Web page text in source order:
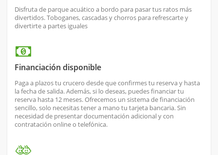
Disfruta de parque acuático a bordo para pasar tus ratos más
divertidos. Toboganes, cascadas y chorros para refrescarte y
divertirte a partes iguales
Financiación disponible
Paga a plazos tu crucero desde que confirmes tu reserva y hasta
la fecha de salida. Además, si lo deseas, puedes financiar tu
reserva hasta 12 meses. Ofrecemos un sistema de financiación
sencillo, solo necesitas tener a mano tu tarjeta bancaria. Sin
necesidad de presentar documentación adicional y con
contratación online o telefónica.